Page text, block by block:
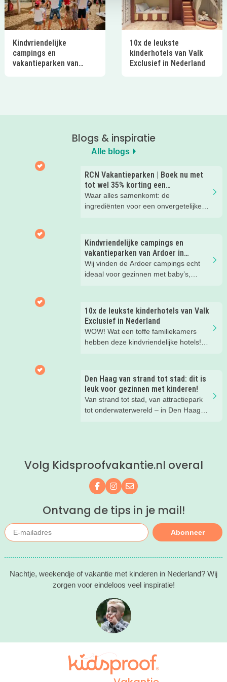
Kindvriendelijke
campings en
vakantieparken van
10x de leukste
kinderhotels van Valk
Exclusief in Nederland
Blogs & inspiratie
Alle blogs
RCN Vakantieparken | Boek nu met
tot wel 35% korting een
zomervakantie!
Waar alles samenkomt: de
ingrediënten voor een onvergetelijke
Kindvriendelijke campings en
vakantieparken van Ardoer in
Nederland
Wij vinden de Ardoer campings echt
ideaal voor gezinnen met baby’s,
10x de leukste kinderhotels van Valk
Exclusief in Nederland
WOW! Wat een toffe familiekamers
hebben deze kindvriendelijke hotels!
kinderhotels van Valk Exclusief en
boek een heerlijk nachtje weg met je
kind(eren).
Den Haag van strand tot stad: dit is
leuk voor gezinnen met kinderen!
Van strand tot stad, van attractiepark
tot onderwaterwereld – in Den Haag
Volg Kidsproofvakantie.nl overal
Volg ons op Facebook
Volg ons op Instagram
Mail ons
Ontvang de tips in je mail!
Abonneer
Nachtje, weekendje of vakantie met kinderen in Nederland? Wij
zorgen voor eindeloos veel inspiratie!